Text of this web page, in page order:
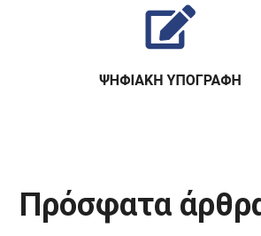
Πρόσφατα